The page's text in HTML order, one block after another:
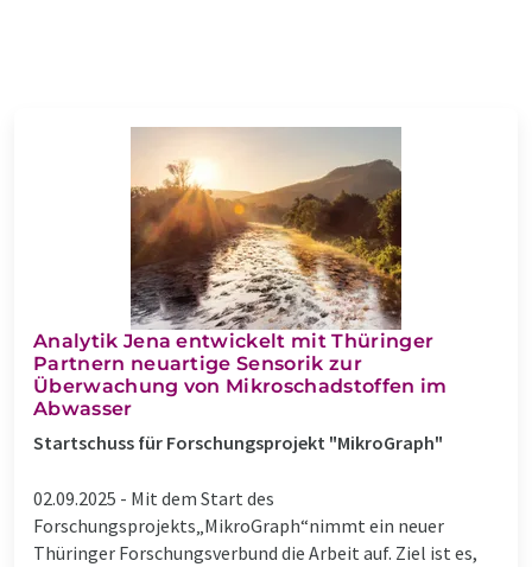
Analytik Jena entwickelt mit Thüringer
Partnern neuartige Sensorik zur
Überwachung von Mikroschadstoffen im
Abwasser
Startschuss für Forschungsprojekt "MikroGraph"
02.09.2025 - Mit dem Start des
Forschungsprojekts„MikroGraph“nimmt ein neuer
Thüringer Forschungsverbund die Arbeit auf. Ziel ist es,